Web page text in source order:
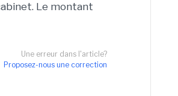
Le montant
Une erreur dans l'article?
Proposez-nous une correction